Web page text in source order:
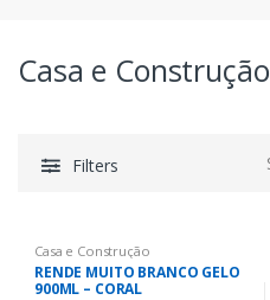
Casa e Construção
Filters
Casa e Construção
RENDE MUITO BRANCO GELO
900ML – CORAL